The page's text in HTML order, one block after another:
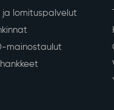
lomituspalvelut
mainostaulut